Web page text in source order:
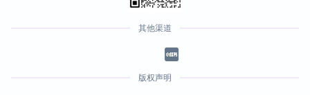
其他渠道
版权声明